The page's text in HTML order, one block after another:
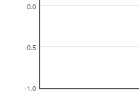
-1.0
-0.5
0.0